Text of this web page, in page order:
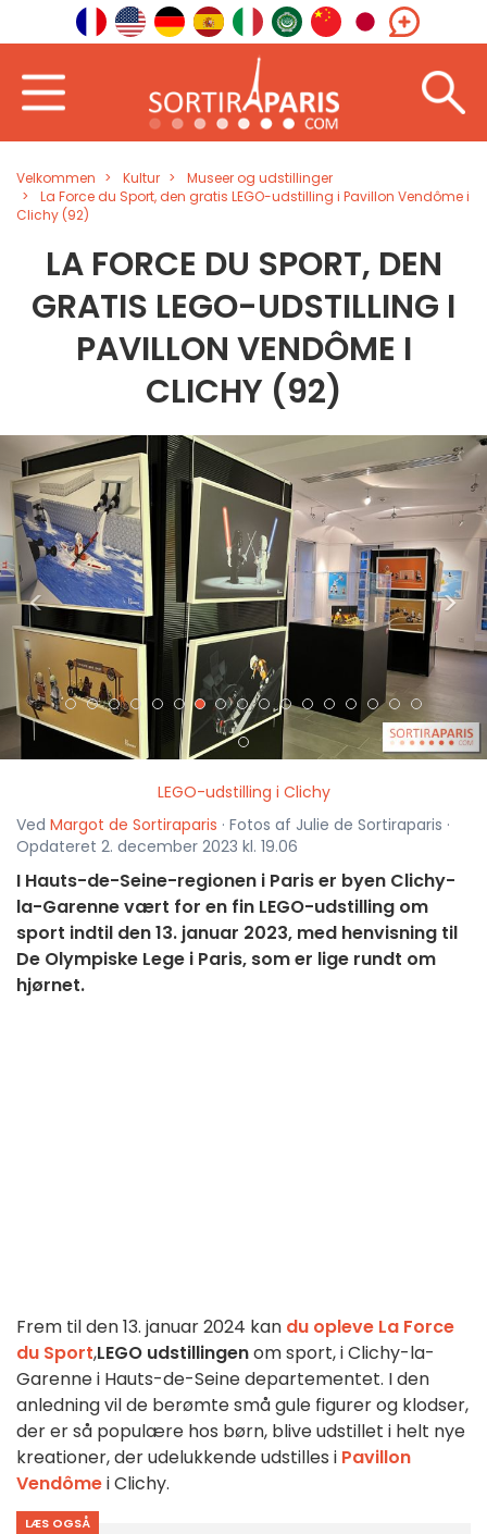
Velkommen Kultur
Museer og udstillinger
La Force du Sport, den gratis LEGO-udstilling i Pavillon Vendôme i
Clichy (92)
LA FORCE DU SPORT, DEN
GRATIS LEGO-UDSTILLING I
PAVILLON VENDÔME I
CLICHY (92)
< >
LEGO-udstilling i Clichy
Ved Margot de Sortiraparis · Fotos af Julie de Sortiraparis ·
Opdateret 2. december 2023 kl. 19.06
I Hauts-de-Seine-regionen i Paris er byen Clichy-
la-Garenne vært for en fin LEGO-udstilling om
sport indtil den 13. januar 2023, med henvisning til
De Olympiske Lege i Paris, som er lige rundt om
hjørnet.
Frem til den 13. januar 2024 kan du opleve La Force
du Sport,LEGO udstillingenom sport, i Clichy-la-
Garenne i Hauts-de-Seine departementet. I den
anledning vil de berømte små gule figurer og klodser,
der er så populære hos børn, blive udstillet i helt nye
kreationer, der udelukkende udstilles i Pavillon
Vendômei Clichy.
LÆS OGSÅ